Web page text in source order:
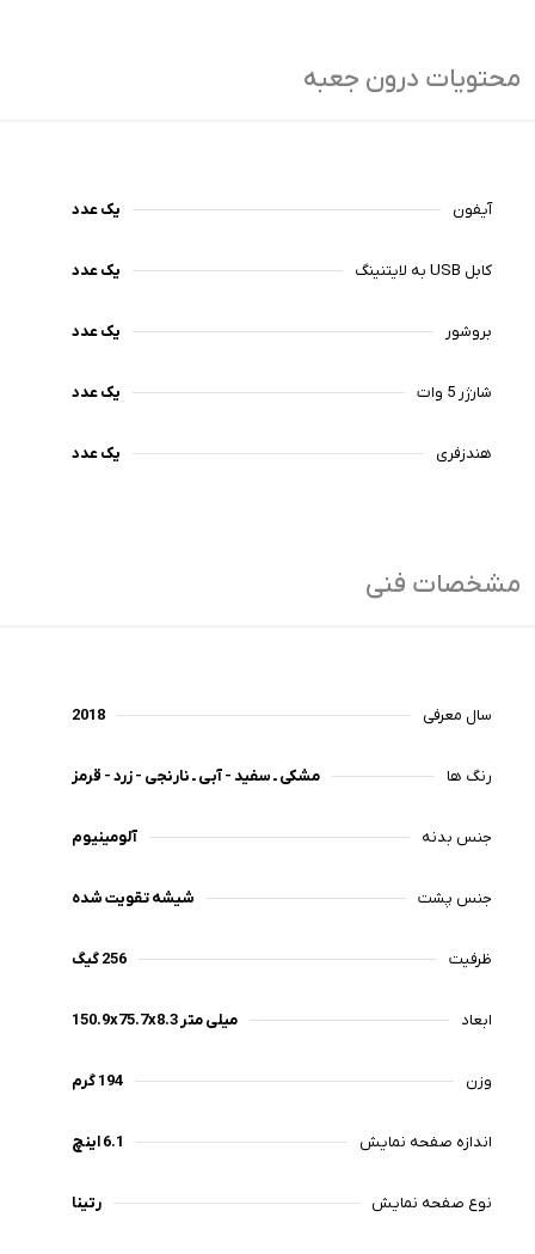
محتویات درون جعبه
آیفون یک عدد
کابل USB به لایتنینگ یک عدد
بروشور یک عدد
شارژر 5 وات یک عدد
هندزفری یک عدد
مشخصات فنی
سال معرفی 2018
رنگ‌ ها مشکی ـ سفید - آبی ـ نارنجی - زرد - قرمز
جنس بدنه آلومینیوم
جنس پشت شیشه تقویت شده
ظرفیت 256 گیگ
ابعاد 150.9x75.7x8.3 میلی متر
وزن 194 گرم
اندازه صفحه نمایش 6.1 اینچ
نوع صفحه نمایش رتینا